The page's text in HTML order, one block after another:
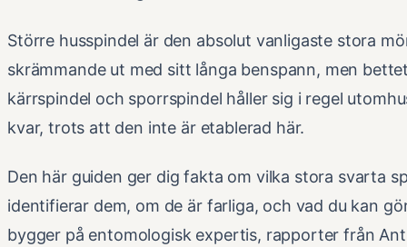
Större husspindel är den absolut vanligaste stora
skrämmande ut med sitt långa benspann, men
kärrspindel och sporrspindel håller sig i regel
kvar, trots att den inte är etablerad här.
Den här guiden ger dig fakta om vilka stora svarta
identifierar dem, om de är farliga, och vad du kan
bygger på entomologisk expertis, rapporter från